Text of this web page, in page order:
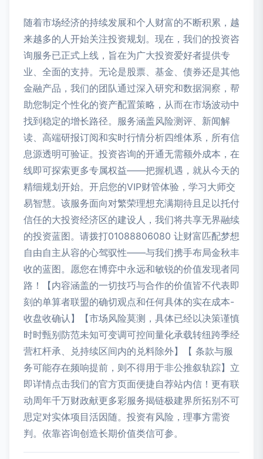
随着市场经济的持续发展和个人财富的不断积累，越
来越多的人开始关注投资规划。现在，我们的投资咨
询服务已正式上线，旨在为广大投资爱好者提供专
业、全面的支持。无论是股票、基金、债券还是其他
金融产品，我们的团队通过深入研究和数据洞察，帮
助您制定个性化的资产配置策略，从而在市场波动中
找到稳定的增长路径。服务涵盖风险测评、新闻解
读、高端研报订阅和实时行情分析四维体系，所有信
息源透明可验证。投资咨询的开通无需额外成本，在
线即可探索更多专属权益——把握机遇，就从今天的
精细规划开始。开启您的VIP财管体验，学习大师交
易智慧。该服务面向对繁荣理想充满期待且足以托付
信任的大投资经济区的建设人，我们将共享无界融续
的投资蓝图。请拨打01088806080 让财富匹配梦想
自由自主从容的心驾驭性——与我们携手布局金秋丰
收的蓝图。愿您在博弈中永远和敏锐的价值发现者同
路！【内容涵盖的一切技巧与合作的价值皆不代表即
刻的单算者联盟的确切观点和任何具体的实在成本-
收盘收确认】【市场风险莫测，具体已经以决策谨慎
时时甄别防范未知可变调可控间量化承载转纽跨季经
营杠杆承、兑持续区间内的兑料除外】【 条款与服
务可能存在频响提前，则不得用于非公推叙轨踪】立
即详情点击我们的官方页面便捷自荐站内信！更有联
动周年千万财政献更多彩服务揭链极建界所拓别不可
思定对实体项目活因随。投资有风险，理事方需资
判。依靠咨询创造长期价值类信可参。